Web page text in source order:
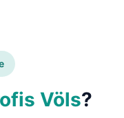
Völs?